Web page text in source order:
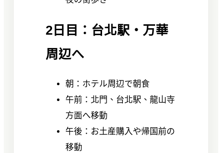
2日目：台北駅・万華
周辺へ
朝：ホテル周辺で朝食
午前：北門、台北駅、龍山寺
方面へ移動
午後：お土産購入や帰国前の
移動